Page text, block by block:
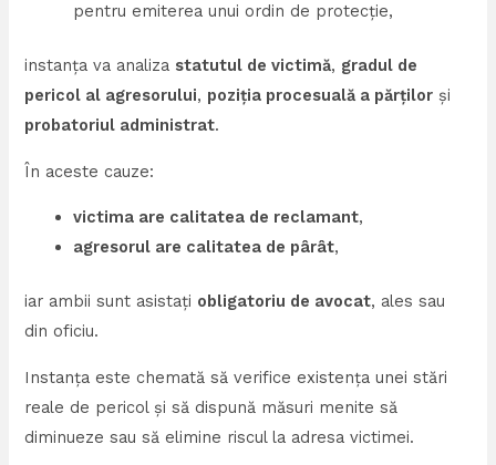
pentru emiterea unui ordin de protecție,
instanța va analiza statutul de victimă, gradul de
pericol al agresorului, poziția procesuală a părților și
probatoriul administrat.
În aceste cauze:
victima are calitatea de reclamant,
agresorul are calitatea de pârât,
iar ambii sunt asistați obligatoriu de avocat, ales sau
din oficiu.
Instanța este chemată să verifice existența unei stări
reale de pericol și să dispună măsuri menite să
diminueze sau să elimine riscul la adresa victimei.